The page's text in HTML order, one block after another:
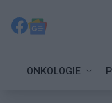
ONKOLOGIE